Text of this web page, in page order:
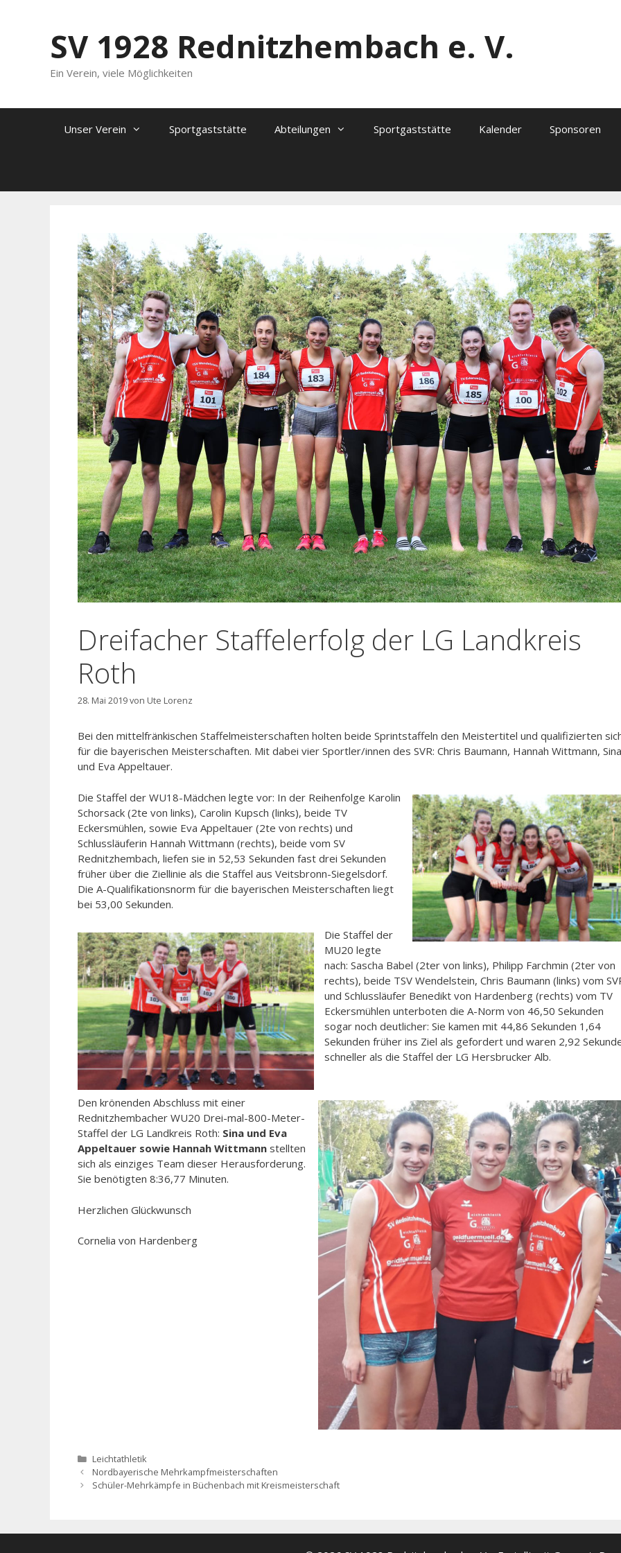
SV 1928 Rednitzhembach e. V.
Ein Verein, viele Möglichkeiten
Unser Verein Sportgaststätte Abteilungen Sportgaststätte Kalender Sponsoren
Dreifacher Staffelerfolg der LG Landkreis
Roth
28. Mai 2019von Ute Lorenz
Bei den mittelfränkischen Staffelmeisterschaften holten beide Sprintstaffeln den Meistertitel und qualifizierten
für die bayerischen Meisterschaften. Mit dabei vier Sportler/innen des SVR: Chris Baumann, Hannah Wittmann, Sina
und Eva Appeltauer.
Die Staffel der WU18-Mädchen legte vor: In der Reihenfolge Karolin
Schorsack (2te von links), Carolin Kupsch (links), beide TV
Eckersmühlen, sowie Eva Appeltauer (2te von rechts) und
Schlussläuferin Hannah Wittmann (rechts), beide vom SV
Rednitzhembach, liefen sie in 52,53 Sekunden fast drei Sekunden
früher über die Ziellinie als die Staffel aus Veitsbronn-Siegelsdorf.
Die A-Qualifikationsnorm für die bayerischen Meisterschaften liegt
bei 53,00 Sekunden.
Die Staffel der
MU20 legte
nach: Sascha Babel (2ter von links), Philipp Farchmin (2ter von
rechts), beide TSV Wendelstein, Chris Baumann (links) vom
und Schlussläufer Benedikt von Hardenberg (rechts) vom TV
Eckersmühlen unterboten die A-Norm von 46,50 Sekunden
sogar noch deutlicher: Sie kamen mit 44,86 Sekunden 1,64
Sekunden früher ins Ziel als gefordert und waren 2,92
schneller als die Staffel der LG Hersbrucker Alb.
Den krönenden Abschluss mit einer
Rednitzhembacher WU20 Drei-mal-800-Meter-
Staffel der LG Landkreis Roth: Sina und Eva
Appeltauer sowie Hannah Wittmann stellten
sich als einziges Team dieser Herausforderung.
Sie benötigten 8:36,77 Minuten.
Herzlichen Glückwunsch
Cornelia von Hardenberg
Kategorien
Leichtathletik
Nordbayerische Mehrkampfmeisterschaften
Schüler-Mehrkämpfe in Büchenbach mit Kreismeisterschaft